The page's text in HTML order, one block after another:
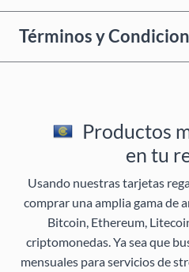
Términos y
Productos
en tu
Usando nuestras tarjetas
comprar una amplia gama de
Bitcoin, Ethereum,
criptomonedas. Ya sea que
mensuales para servicios de